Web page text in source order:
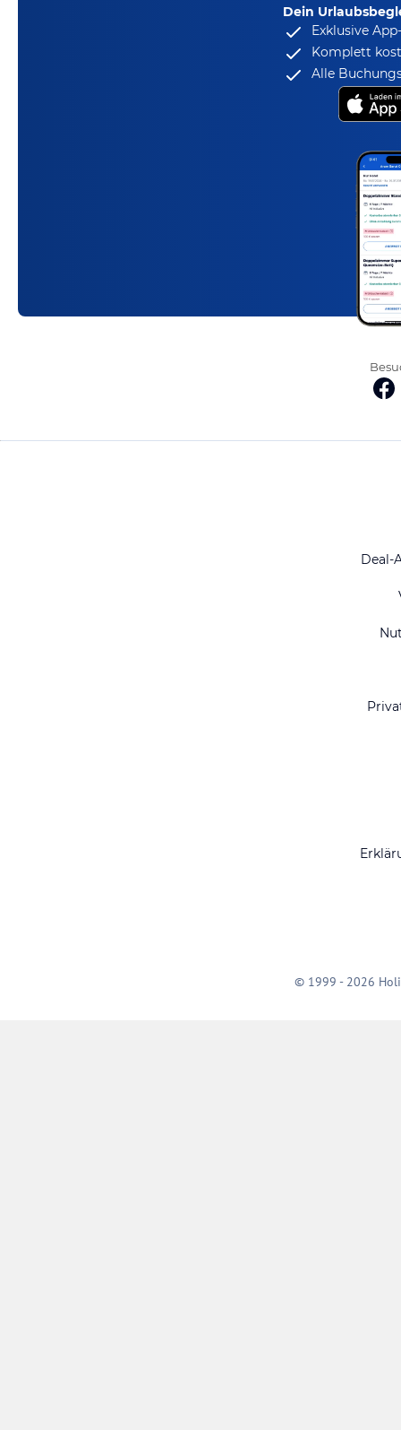
Dein
Exklusive
Komplett
Alle
Deal-
© 1999 - 2026